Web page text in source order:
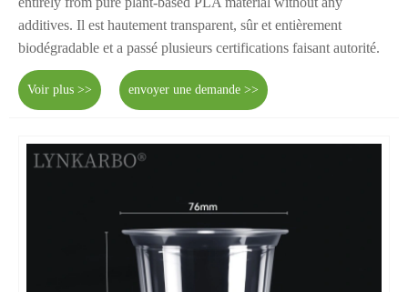
additives. Il est hautement transparent, sûr et entièrement
biodégradable et a passé plusieurs certifications faisant autorité.
Voir plus >> envoyer une demande >>